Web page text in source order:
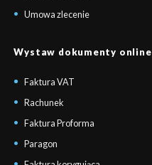
Umowa zlecenie
Wystaw dokumenty online
Faktura VAT
Rachunek
Faktura Proforma
Paragon